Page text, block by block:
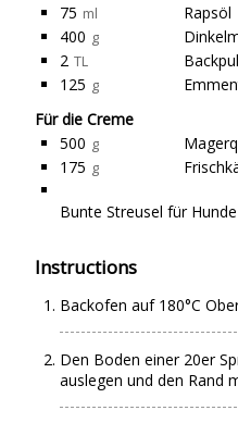
75 ml
Rapsöl
400 g
2 TL
125 g
Für die Creme
500 g
175 g
Bunte Streusel für Hunde
Instructions
Backofen auf 180°C
Den Boden einer 20er
auslegen und den Rand